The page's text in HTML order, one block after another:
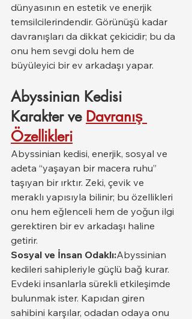
dünyasının en estetik ve enerjik
temsilcilerindendir. Görünüşü kadar
davranışları da dikkat çekicidir; bu da
onu hem sevgi dolu hem de
büyüleyici bir ev arkadaşı yapar.
Abyssinian Kedisi
Karakter ve Davranış
Özellikleri
Abyssinian kedisi, enerjik, sosyal ve
adeta “yaşayan bir macera ruhu”
taşıyan bir ırktır. Zeki, çevik ve
meraklı yapısıyla bilinir; bu özellikleri
onu hem eğlenceli hem de yoğun ilgi
gerektiren bir ev arkadaşı haline
getirir.
Sosyal ve İnsan Odaklı:Abyssinian
kedileri sahipleriyle güçlü bağ kurar.
Evdeki insanlarla sürekli etkileşimde
bulunmak ister. Kapıdan giren
sahibini karşılar, odadan odaya onu